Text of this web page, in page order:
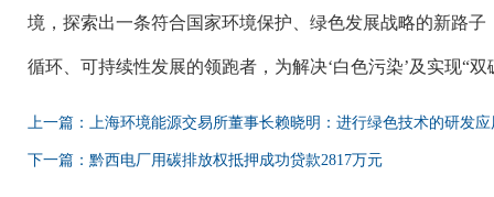
境，探索出一条符合国家环境保护、绿色发展战略的新路
循环、可持续性发展的领跑者，为解决‘白色污染’及实现“
上一篇：上海环境能源交易所董事长赖晓明：进行绿色技术的研发
下一篇：黔西电厂用碳排放权抵押成功贷款2817万元